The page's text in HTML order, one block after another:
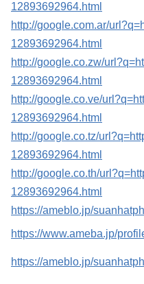
12893692964.html
http://google.com.ar/
12893692964.html
http://google.co.zw/
12893692964.html
http://google.co.ve/
12893692964.html
http://google.co.tz/
12893692964.html
http://google.co.th/
12893692964.html
https://ameblo.jp/
https://www.ameba.jp/
https://ameblo.jp/